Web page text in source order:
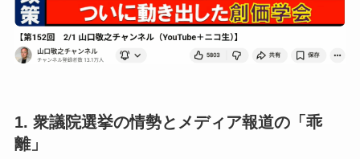
1. 衆議院選挙の情勢とメディア報道の「乖
離」